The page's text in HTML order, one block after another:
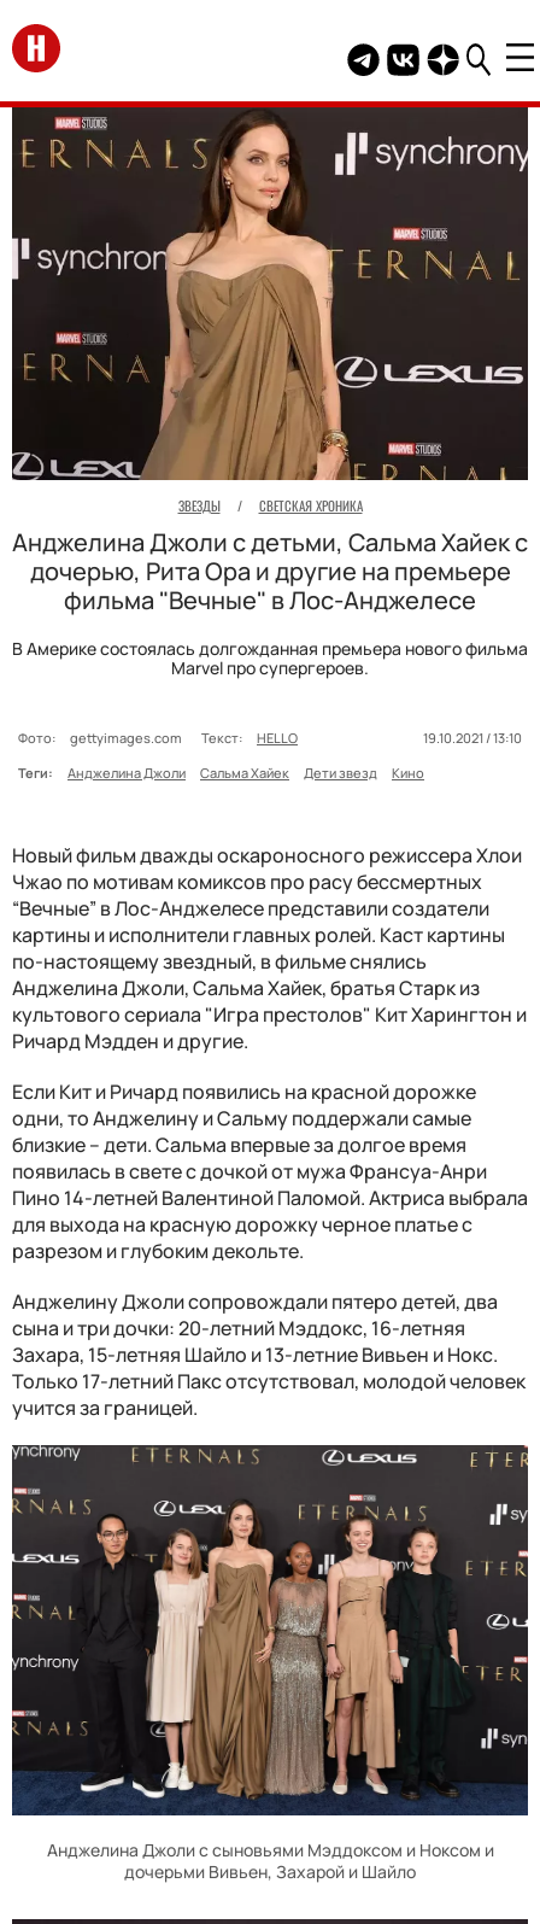
Перейти на главную
Telegram канал
Группа HELLO
Канал
ЗВЕЗДЫ / СВЕТСКАЯ ХРОНИКА
Анджелина Джоли с детьми, Сальма Хайек с
дочерью, Рита Ора и другие на премьере
фильма "Вечные" в Лос-Анджелесе
В Америке состоялась долгожданная премьера нового фильма
Marvel про супергероев.
Фото: gettyimages.com Текст: HELLO
19.10.2021 / 13:10
Теги:
Анджелина Джоли Сальма Хайек Дети звезд Кино
Новый фильм дважды оскароносного режиссера Хлои
Чжао по мотивам комиксов про расу бессмертных
“Вечные” в Лос-Анджелесе представили создатели
картины и исполнители главных ролей. Каст картины
по-настоящему звездный, в фильме снялись
Анджелина Джоли, Сальма Хайек, братья Старк из
культового сериала "Игра престолов" Кит Харингтон и
Ричард Мэдден и другие.
Если Кит и Ричард появились на красной дорожке
одни, то Анджелину и Сальму поддержали самые
близкие – дети. Сальма впервые за долгое время
появилась в свете с дочкой от мужа Франсуа-Анри
Пино 14-летней Валентиной Паломой. Актриса выбрала
для выхода на красную дорожку черное платье с
разрезом и глубоким декольте.
Анджелину Джоли сопровождали пятеро детей, два
сына и три дочки: 20-летний Мэддокс, 16-летняя
Захара, 15-летняя Шайло и 13-летние Вивьен и Нокс.
Только 17-летний Пакс отсутствовал, молодой человек
учится за границей.
Анджелина Джоли с сыновьями Мэддоксом и Ноксом и
дочерьми Вивьен, Захарой и Шайло